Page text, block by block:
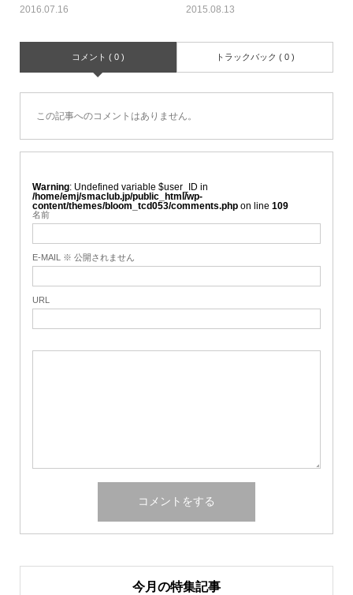
2016.07.16 2015.08.13
コメント ( 0 ) トラックバック ( 0 )
この記事へのコメントはありません。
Warning : Undefined variable $user_ID in
/home/emj/smaclub.jp/public_html/wp-
content/themes/bloom_tcd053/comments.phpon line 109
名前
E-MAIL ※ 公開されません
URL
今月の特集記事